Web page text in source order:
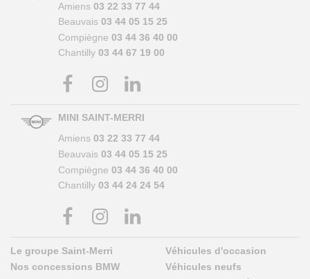
Amiens 03 22 33 77 44
Beauvais 03 44 05 15 25
Compiègne 03 44 36 40 00
Chantilly 03 44 67 19 00
MINI SAINT-MERRI
Amiens 03 22 33 77 44
Beauvais 03 44 05 15 25
Compiègne 03 44 36 40 00
Chantilly 03 44 24 24 54
Le groupe Saint-Merri
Nos concessions BMW
Véhicules d'occasion
Véhicules neufs